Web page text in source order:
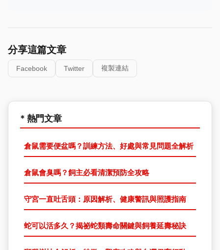
分享這篇文章
Facebook Twitter 複製連結
* 熱門文章
倉鼠需要便盆嗎？訓練方法、好處與常見問題全解析
倉鼠會臭嗎？飼主必看清潔預防全攻略
守宮一直吐舌頭：原因解析、健康警訊與照護指南
蛇可以活多久？揭祕蛇類壽命關鍵與飼養延壽秘訣